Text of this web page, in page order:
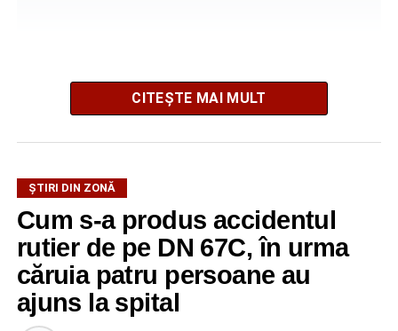
La fața locului intervine Detașamentul de Pompieri
incendiului. Deocamdată, nu au fost comunicate informații
privind existența unor victime sau cauza izbucnirii focului.
Adaugă-ne ca sursă preferată
CITEȘTE MAI MULT
ȘTIRI DIN ZONĂ
Cum s-a produs accidentul
rutier de pe DN 67C, în urma
căruia patru persoane au
ajuns la spital